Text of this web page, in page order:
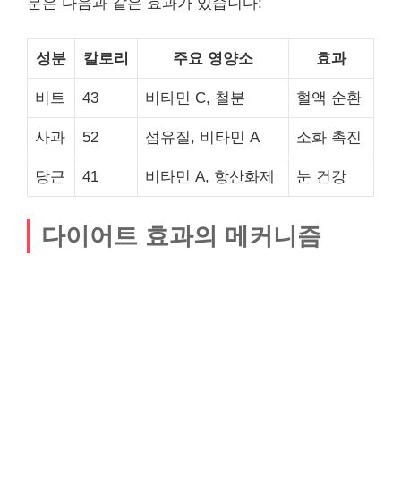
성분 칼로리 주요 영양소 효과
비트 43 비타민 C, 철분 혈액 순환
사과 52 섬유질, 비타민 A 소화 촉진
당근 41 비타민 A, 항산화제 눈 건강
다이어트 효과의 메커니즘